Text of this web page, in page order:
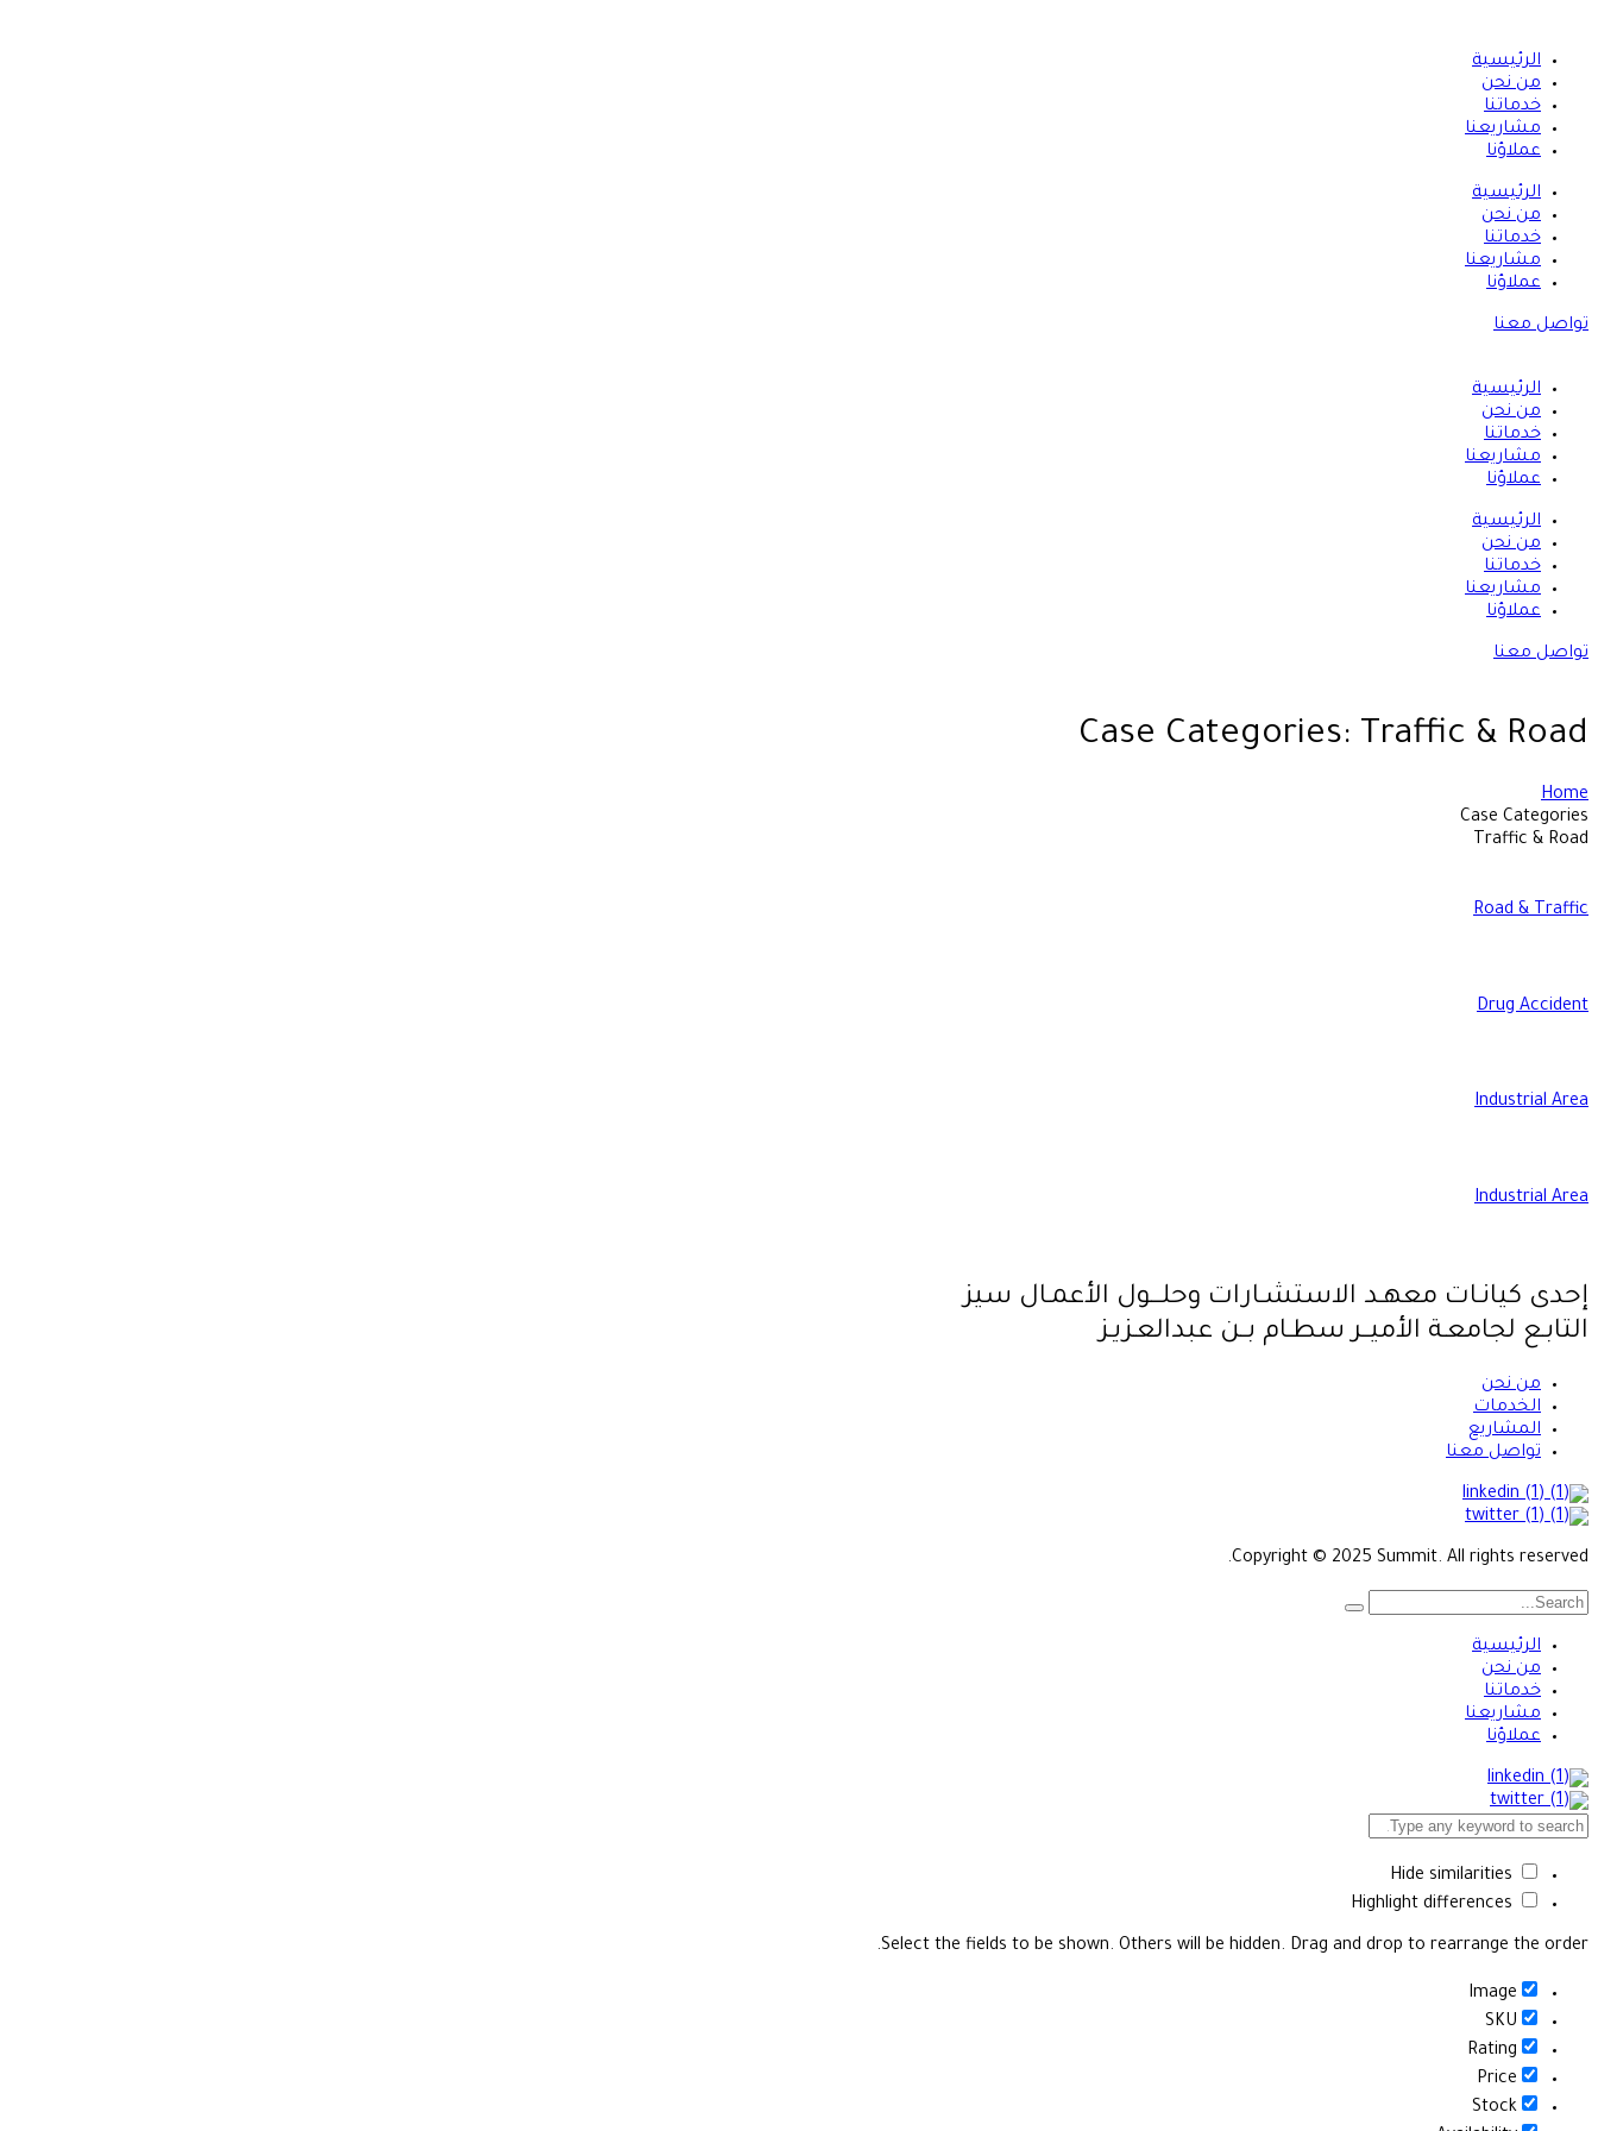
الرئيسية
من نحن
خدماتنا
مشاريعنا
عملاؤنا
الرئيسية
من نحن
خدماتنا
مشاريعنا
عملاؤنا
تواصل معنا
الرئيسية
من نحن
خدماتنا
مشاريعنا
عملاؤنا
الرئيسية
من نحن
خدماتنا
مشاريعنا
عملاؤنا
تواصل معنا
Case Categories: Traffic & Road
Home
Case Categories
Traffic & Road
Road & Traffic
Drug Accident
Industrial Area
Industrial Area
إحدى كيانـات معهـد الاستشـارات وحلـــول الأعمـال سيز
التابـع لجامعـة الأميــر سطـام بــن عبدالعـزيـز
من نحن
الخدمات
المشاريع
تواصل معنا
Copyright © 2025 Summit. All rights reserved.
الرئيسية
من نحن
خدماتنا
مشاريعنا
عملاؤنا
Select the fields to be shown. Others will be hidden. Drag and drop to rearrange the order.
Image
SKU
Rating
Price
Stock